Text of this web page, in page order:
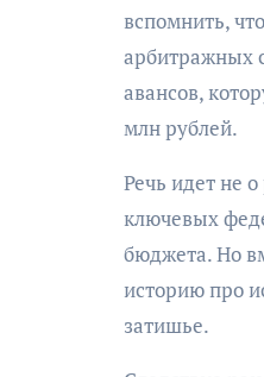
вспомнить,
арбитражных
авансов,
млн рублей.
Речь идет не
ключевых
бюджета. Но
историю про
затишье.